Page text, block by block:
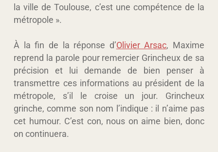
la ville de Toulouse, c’est une compétence de la
métropole ».
À la fin de la réponse d’Olivier Arsac, Maxime
reprend la parole pour remercier Grincheux de sa
précision et lui demande de bien penser à
transmettre ces informations au président de la
métropole, s’il le croise un jour. Grincheux
grinche, comme son nom l’indique : il n’aime pas
cet humour. C’est con, nous on aime bien, donc
on continuera.